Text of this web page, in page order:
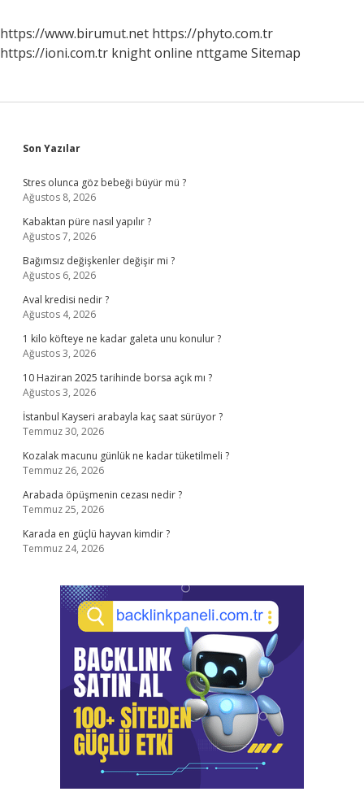
https://www.birumut.net https://phyto.com.tr
https://ioni.com.tr knight online nttgame Sitemap
Sidebar
Son Yazılar
Stres olunca göz bebeği büyür mü ?
Ağustos 8, 2026
Kabaktan püre nasıl yapılır ?
Ağustos 7, 2026
Bağımsız değişkenler değişir mi ?
Ağustos 6, 2026
Aval kredisi nedir ?
Ağustos 4, 2026
1 kilo köfteye ne kadar galeta unu konulur ?
Ağustos 3, 2026
10 Haziran 2025 tarihinde borsa açık mı ?
Ağustos 3, 2026
İstanbul Kayseri arabayla kaç saat sürüyor ?
Temmuz 30, 2026
Kozalak macunu günlük ne kadar tüketilmeli ?
Temmuz 26, 2026
Arabada öpüşmenin cezası nedir ?
Temmuz 25, 2026
Karada en güçlü hayvan kimdir ?
Temmuz 24, 2026